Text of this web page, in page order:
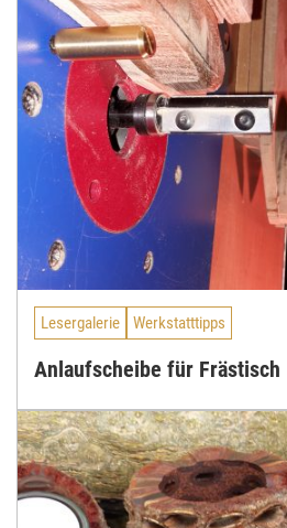
Lesergalerie Werkstatttipps
Anlaufscheibe für Frästisch